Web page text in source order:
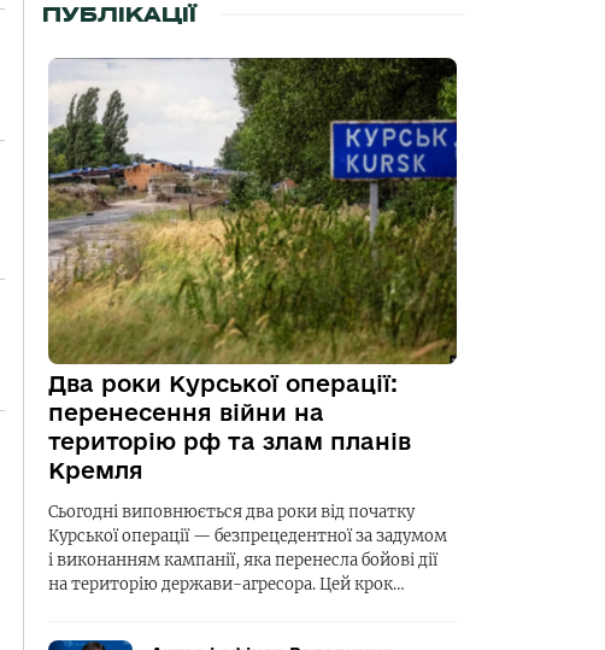
ПУБЛІКАЦІЇ
Два роки Курської операції:
перенесення війни на
територію рф та злам планів
Кремля
Сьогодні виповнюється два роки від початку
Курської операції — безпрецедентної за задумом
і виконанням кампанії, яка перенесла бойові дії
на територію держави-агресора. Цей крок…